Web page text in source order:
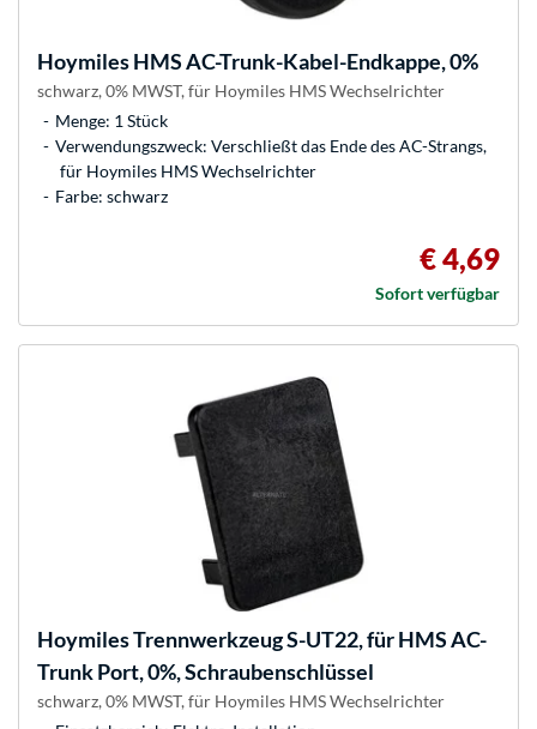
HoymilesHMS AC-Trunk-Kabel-Endkappe, 0%
schwarz, 0% MWST, für Hoymiles HMS Wechselrichter
Menge: 1 Stück
Verwendungszweck: Verschließt das Ende des AC-Strangs,
für Hoymiles HMS Wechselrichter
Farbe: schwarz
€ 4,69
Sofort verfügbar
HoymilesTrennwerkzeug S-UT22, für HMS AC-
Trunk Port, 0%, Schraubenschlüssel
schwarz, 0% MWST, für Hoymiles HMS Wechselrichter